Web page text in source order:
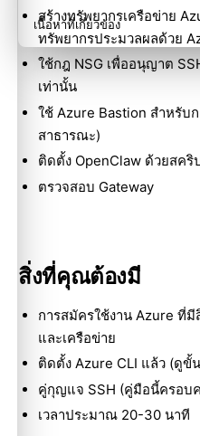
สร้างทรัพยากรเครือข่าย
ทรัพยากรประมวลผลด้วย
ใช้กฎ NSG เพื่ออนุญาต
เท่านั้น
ใช้ Azure Bastion สำหรับ
สาธารณะ)
ติดตั้ง OpenClaw ด้วยสคริ
ตรวจสอบ Gateway
สิ่งที่คุณต้องมี
การสมัครใช้งาน Azure ที่
และเครือข่าย
ติดตั้ง Azure CLI แล้ว (ดูขั้
คู่กุญแจ SSH (คู่มือนี้ครอบ
เวลาประมาณ 20-30 นาที
เนื้อหาที่เกี่ยวข้อง